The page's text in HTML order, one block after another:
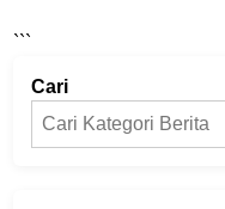
```
Cari